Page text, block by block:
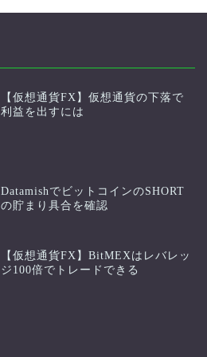
【仮想通貨FX】仮想通貨の下落で
利益を出すには
DatamishでビットコインのSHORT
の貯まり具合を確認
【仮想通貨FX】BitMEXはレバレッ
ジ100倍でトレードできる